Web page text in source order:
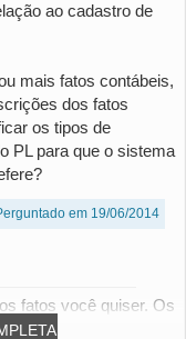
ao cadastro de
mais fatos contábeis,
dos fatos
os tipos de
PL para que o sistema
em 19/06/2014
fatos você quiser. Os